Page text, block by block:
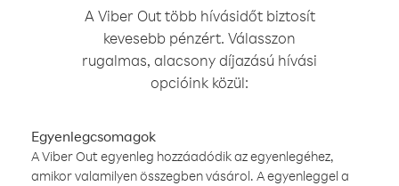
A Viber Out több hívásidőt biztosít
kevesebb pénzért. Válasszon
rugalmas, alacsony díjazású hívási
opcióink közül:
Egyenlegcsomagok
A Viber Out egyenleg hozzáadódik az egyenlegéhez,
amikor valamilyen összegben vásárol. A egyenleggel a